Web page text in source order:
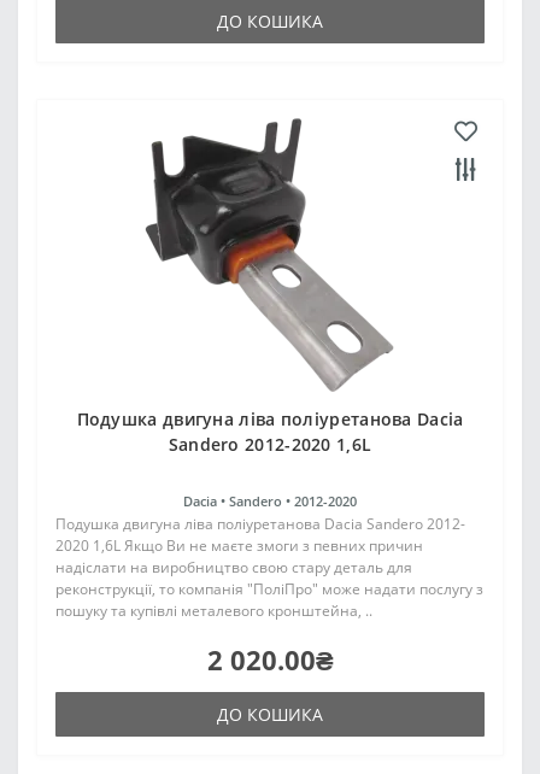
ДО КОШИКА
Подушка двигуна ліва поліуретанова Dacia
Sandero 2012-2020 1,6L
Dacia • Sandero • 2012-2020
Подушка двигуна ліва поліуретанова Dacia Sandero 2012-
2020 1,6L Якщо Ви не маєте змоги з певних причин
надіслати на виробництво свою стару деталь для
реконструкції, то компанія "ПоліПро" може надати послугу з
пошуку та купівлі металевого кронштейна, ..
2 020.00₴
ДО КОШИКА